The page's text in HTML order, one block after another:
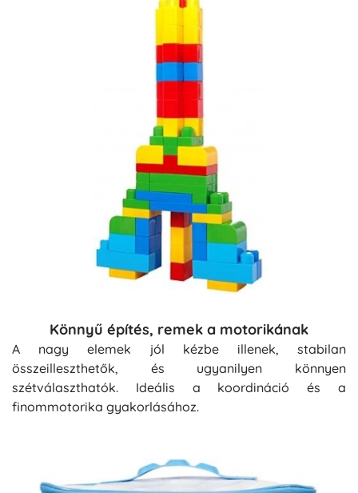
Könnyű építés, remek a motorikának
A nagy elemek jól kézbe illenek, stabilan
összeilleszthetők, és ugyanilyen könnyen
szétválaszthatók. Ideális a koordináció és a
finommotorika gyakorlásához.